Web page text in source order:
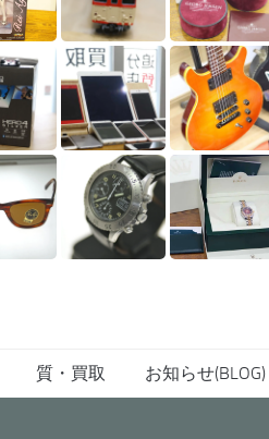
質・買取 お知らせ(BLOG)